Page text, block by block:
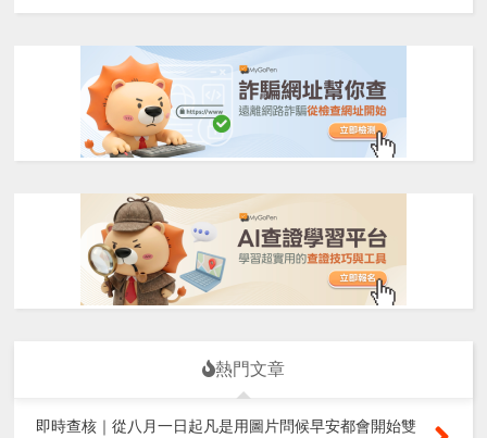
熱門文章
即時查核｜從八月一日起凡是用圖片問候早安都會開始雙